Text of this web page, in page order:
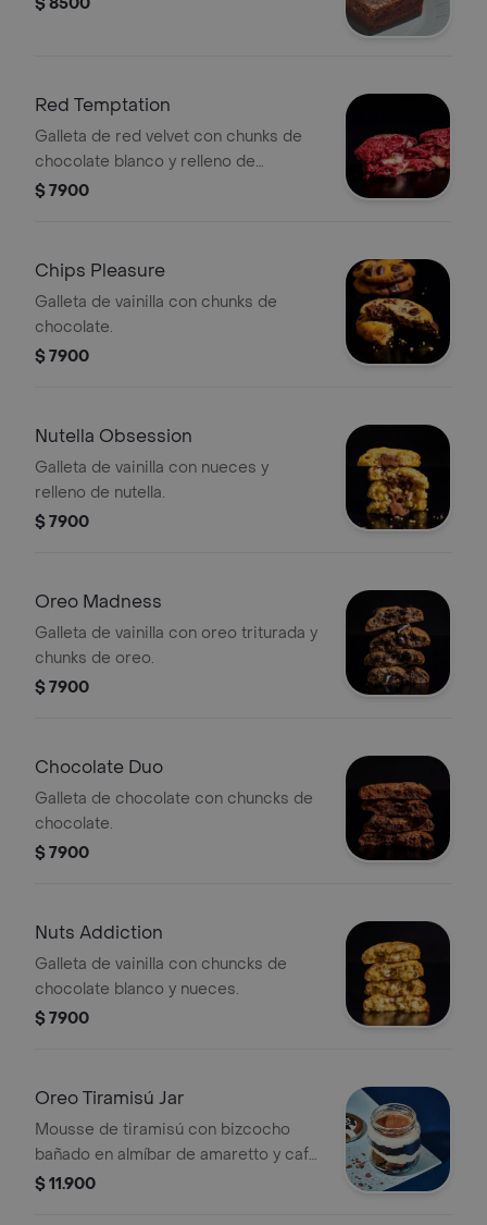
Red Temptation
Galleta de red velvet con chunks de
chocolate blanco y relleno de
cheesecake.
$ 7900
Chips Pleasure
Galleta de vainilla con chunks de
chocolate.
$ 7900
Nutella Obsession
Galleta de vainilla con nueces y
relleno de nutella.
$ 7900
Oreo Madness
Galleta de vainilla con oreo triturada y
chunks de oreo.
$ 7900
Chocolate Duo
Galleta de chocolate con chuncks de
chocolate.
$ 7900
Nuts Addiction
Galleta de vainilla con chuncks de
chocolate blanco y nueces.
$ 7900
Oreo Tiramisú Jar
Mousse de tiramisú con bizcocho
bañado en almíbar de amaretto y café
con oreo trituradas. 8oz
$ 11.900